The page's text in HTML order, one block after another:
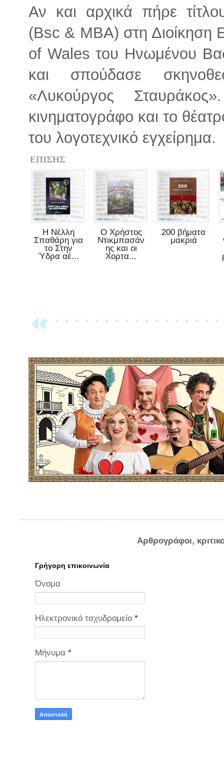
Αν και αρχικά πήρε
(Bsc & MBA) στη Διοίκηση
of Wales του Ηνωμένου
και σπούδασε
«Λυκούργος
κινηματογράφο και το
του λογοτεχνικό εγχείρημα.
ΕΠΙΣΗΣ
Η Νέλλη
Σπαθάρη για
το Στην
Ύδρα αέ...
Ο Χρήστος
Ντικμπασάν
ης και οι
Χορτα...
200 βήματα
μακριά
Αρθρογράφοι,
Γρήγορη επικοινωνία
Όνομα
Ηλεκτρονικό ταχυδρομείο *
Μήνυμα *